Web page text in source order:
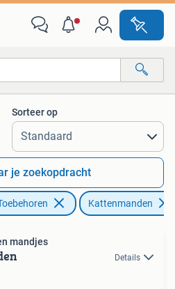
Sorteer op
je zoekopdracht
Kattenmanden
mandjes
Details